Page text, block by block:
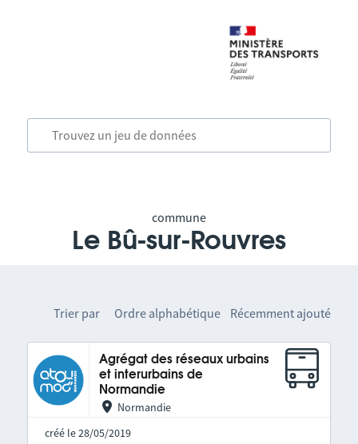
commune
Le Bû-sur-Rouvres
Trier par Ordre alphabétique Récemment ajouté
Agrégat des réseaux urbains
et interurbains de
Normandie
Normandie
créé le 28/05/2019